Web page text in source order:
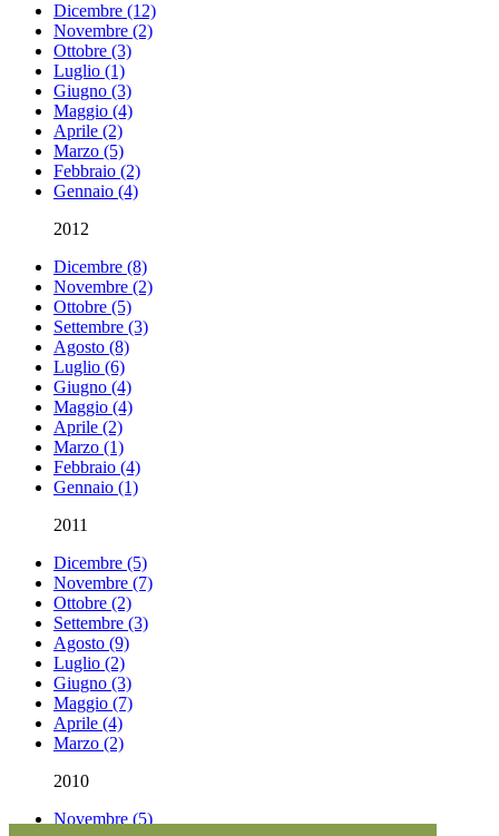
Dicembre (12)
Novembre (2)
Ottobre (3)
Luglio (1)
Giugno (3)
Maggio (4)
Aprile (2)
Marzo (5)
Febbraio (2)
Gennaio (4)
2012
Dicembre (8)
Novembre (2)
Ottobre (5)
Settembre (3)
Agosto (8)
Luglio (6)
Giugno (4)
Maggio (4)
Aprile (2)
Marzo (1)
Febbraio (4)
Gennaio (1)
2011
Dicembre (5)
Novembre (7)
Ottobre (2)
Settembre (3)
Agosto (9)
Luglio (2)
Giugno (3)
Maggio (7)
Aprile (4)
Marzo (2)
2010
Novembre (5)